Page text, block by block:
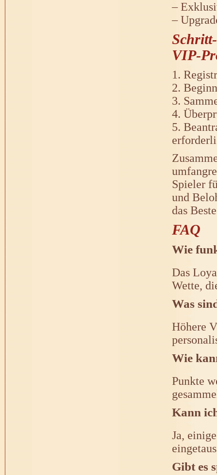
–
–
VIP-
1.
2.
3.
4.
5.
Spieler
und
das
FAQ
Wie
Das
Wette,
Was
Höhere
Wie
Punkte
Kann
Ja,
Gibt es